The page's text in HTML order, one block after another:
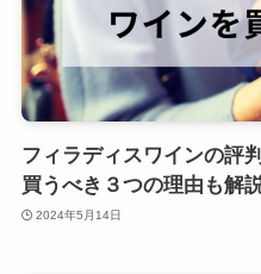
フィラディスワインの評
買うべき３つの理由も解
2024年5月14日